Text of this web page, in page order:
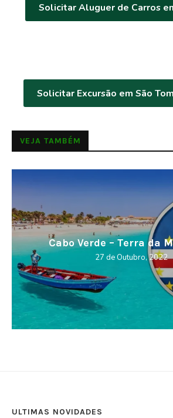
Solicitar Aluguer de Carros
Solicitar Excursão em São
VEJA TAMBÉM
Cabo Verde – Terra da
27 de Outubro, 2022
ULTIMAS NOVIDADES